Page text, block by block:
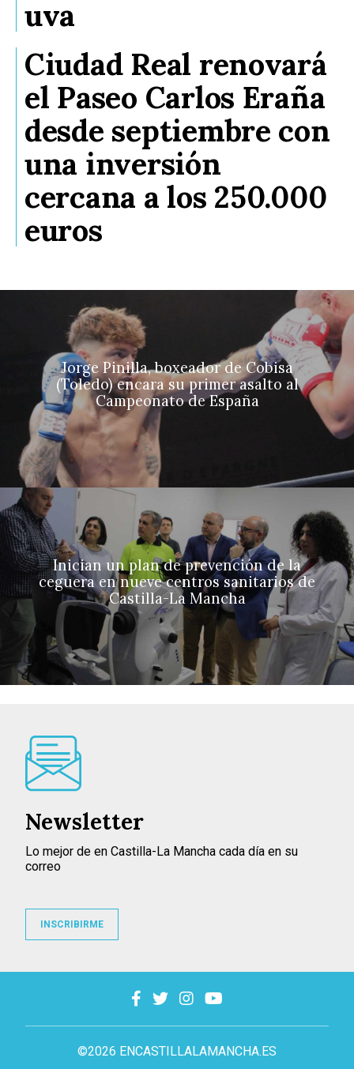
uva
Ciudad Real renovará
el Paseo Carlos Eraña
desde septiembre con
una inversión
cercana a los 250.000
euros
Jorge Pinilla, boxeador de Cobisa
(Toledo) encara su primer asalto al
Campeonato de España
Inician un plan de prevención de la
ceguera en nueve centros sanitarios de
Castilla-La Mancha
©2026 ENCASTILLALAMANCHA.ES
Newsletter
Lo mejor de en Castilla-La Mancha cada día en su
correo
INSCRIBIRME